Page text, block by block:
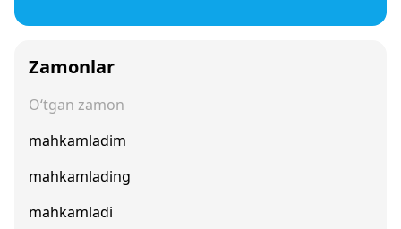
Zamonlar
O‘tgan zamon
mahkamladim
mahkamlading
mahkamladi